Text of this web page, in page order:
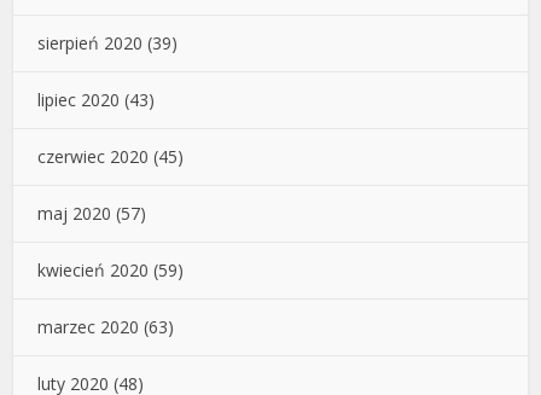
sierpień 2020 (39)
lipiec 2020 (43)
czerwiec 2020 (45)
maj 2020 (57)
kwiecień 2020 (59)
marzec 2020 (63)
luty 2020 (48)